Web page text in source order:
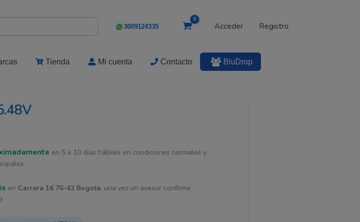
3009124335 Acceder Registro
Tienda Mi cuenta Contacto BluDrop
en 5 a 10 días hábiles en condiciones normales y
en Carrera 16 76-42 Bogota, una vez un asesor confirme
El
original
El
actual
$ 388.153. $ 368.838.
15.48V
cantidad